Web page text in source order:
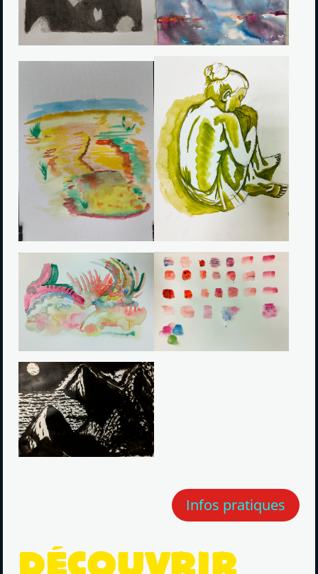
Infos pratiques
DÉCOUVRIR